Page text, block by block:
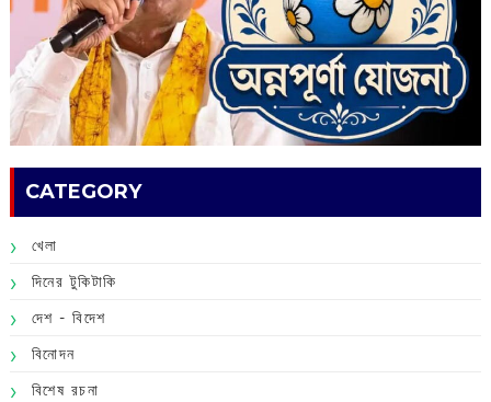
CATEGORY
খেলা
দিনের টুকিটাকি
দেশ - বিদেশ
বিনোদন
বিশেষ রচনা